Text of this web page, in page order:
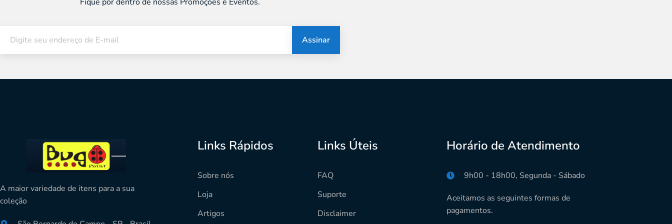
Assinar
A maior variedade de itens para a sua
coleção
Links Rápidos
Sobre nós
Loja
Artigos
Links Úteis
FAQ
Suporte
Disclaimer
Horário de Atendimento
9h00 - 18h00, Segunda - Sábado
Aceitamos as seguintes formas de
pagamentos.